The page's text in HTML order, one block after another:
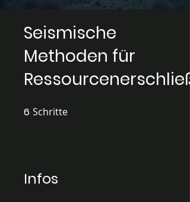
Seismische
Methoden für
6 Schritte
Infos